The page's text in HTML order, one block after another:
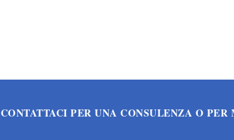
CONTATTACI PER UNA CONSULENZA O